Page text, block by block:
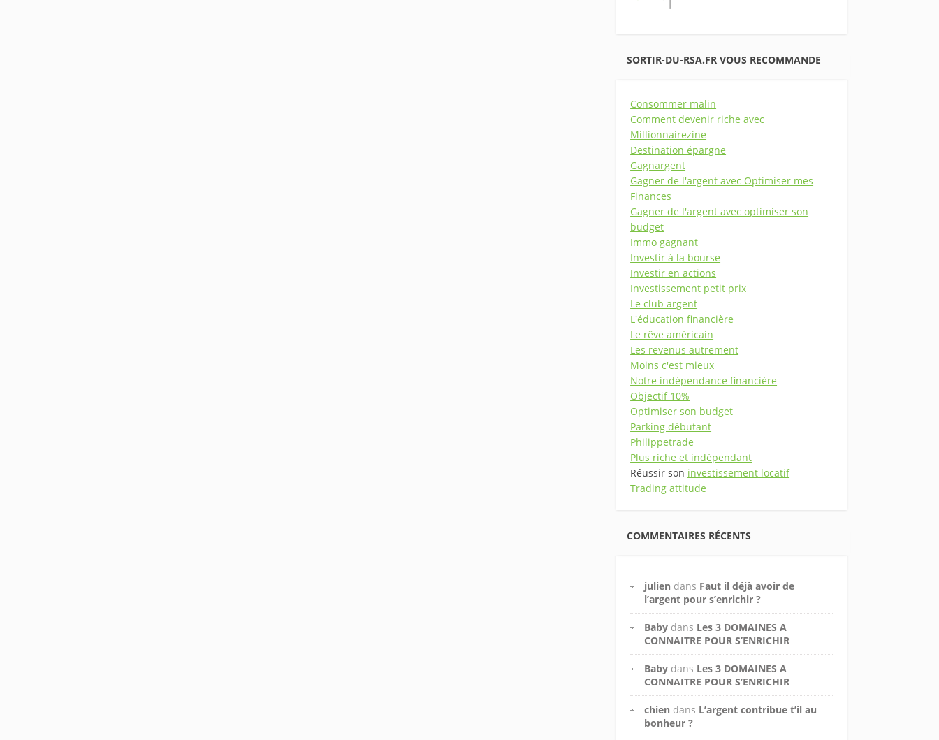
SORTIR-DU-RSA.FR VOUS RECOMMANDE
Consommer malin
Comment devenir riche avec
Millionnairezine
Destination épargne
Gagnargent
Gagner de l'argent avec Optimiser mes
Finances
Gagner de l'argent avec optimiser son
budget
Immo gagnant
Investir à la bourse
Investir en actions
Investissement petit prix
Le club argent
L'éducation financière
Le rêve américain
Les revenus autrement
Moins c'est mieux
Notre indépendance financière
Objectif 10%
Optimiser son budget
Parking débutant
Philippetrade
Plus riche et indépendant
Réussir son investissement locatif
Trading attitude
COMMENTAIRES RÉCENTS
julien dans Faut il déjà avoir de
l’argent pour s’enrichir ?
Baby dans Les 3 DOMAINES A
CONNAITRE POUR S’ENRICHIR
Baby dans Les 3 DOMAINES A
CONNAITRE POUR S’ENRICHIR
chien dans L’argent contribue t’il au
bonheur ?